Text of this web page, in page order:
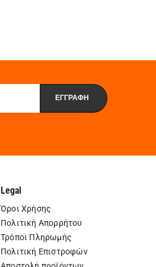
Legal
Όροι Χρήσης
Πολιτική Απορρήτου
Τρόποι Πληρωμής
Πολιτική Επιστροφών